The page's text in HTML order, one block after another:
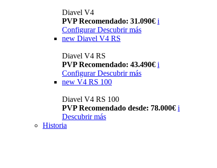
Diavel V4
PVP Recomendado: 31.090€ i
Configurar Descubrir más
new Diavel V4 RS
Diavel V4 RS
PVP Recomendado: 43.490€ i
Configurar Descubrir más
new V4 RS 100
Diavel V4 RS 100
PVP Recomendado desde: 78.000€ i
Descubrir más
Historia